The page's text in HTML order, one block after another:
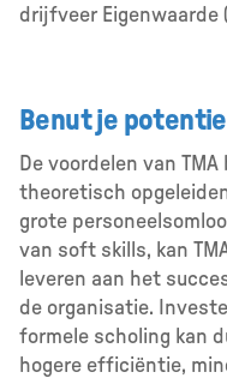
drijfveer
Benut je
De voordelen van
theoretisch
grote
van soft skills, kan
leveren aan het
de organisatie.
formele scholing kan
hogere efficiëntie,